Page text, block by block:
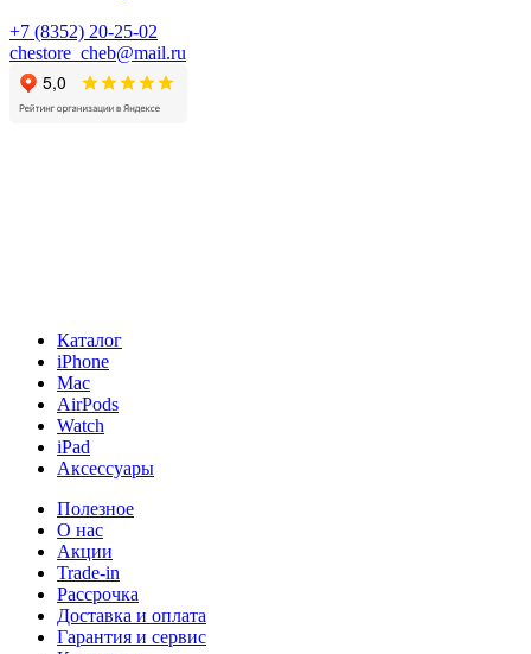
+7 (8352) 20-25-02
chestore_cheb@mail.ru
Каталог
iPhone
Mac
AirPods
Watch
iPad
Аксессуары
Полезное
О нас
Акции
Trade-in
Рассрочка
Доставка и оплата
Гарантия и сервис